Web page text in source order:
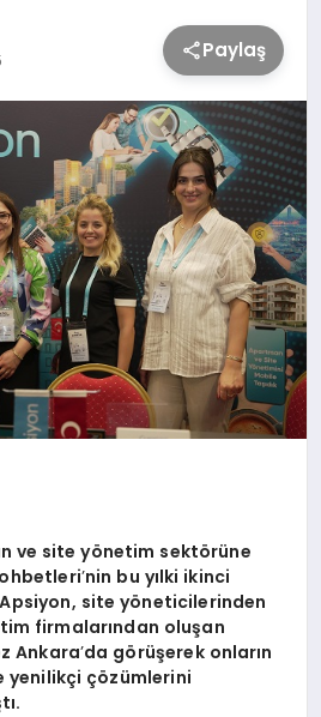
Paylaş
ve site yönetim sektörüne
’nin bu yılki ikinci
site yöneticilerinden
firmalarından oluşan
Ankara’da görüşerek onların
yenilikçi çözümlerini